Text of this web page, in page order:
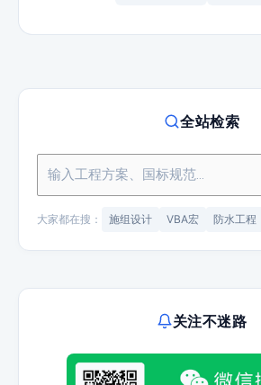
全站检索
大家都在搜： 施组设计 VBA宏 防水工程
关注不迷路